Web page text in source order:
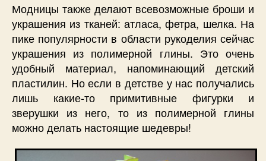
Модницы также делают всевозможные броши и
украшения из тканей: атласа, фетра, шелка. На
пике популярности в области рукоделия сейчас
украшения из полимерной глины. Это очень
удобный материал, напоминающий детский
пластилин. Но если в детстве у нас получались
лишь какие-то примитивные фигурки и
зверушки из него, то из полимерной глины
можно делать настоящие шедевры!